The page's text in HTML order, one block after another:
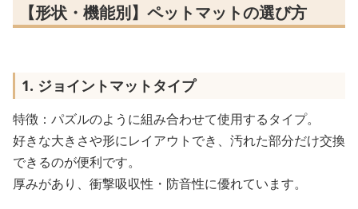
【形状・機能別】ペットマットの選び方
1. ジョイントマットタイプ
特徴：パズルのように組み合わせて使用するタイプ。
好きな大きさや形にレイアウトでき、汚れた部分だけ交換
できるのが便利です。
厚みがあり、衝撃吸収性・防音性に優れています。